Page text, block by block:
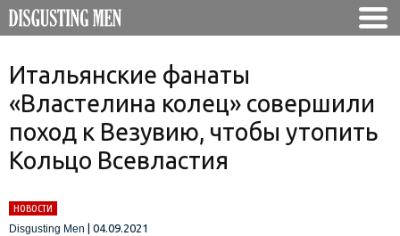
Итальянские фанаты
«Властелина колец» совершили
поход к Везувию, чтобы утопить
Кольцо Всевластия
НОВОСТИ
Disgusting Men
04.09.2021